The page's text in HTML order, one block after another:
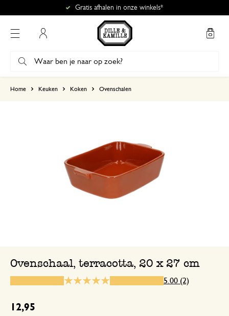
Gratis afhalen in onze winkels*
Home Keuken Koken Ovenschalen
Ovenschaal, terracotta, 20 x 27 cm
5.00 (2)
12,95
1
Leuke schaal